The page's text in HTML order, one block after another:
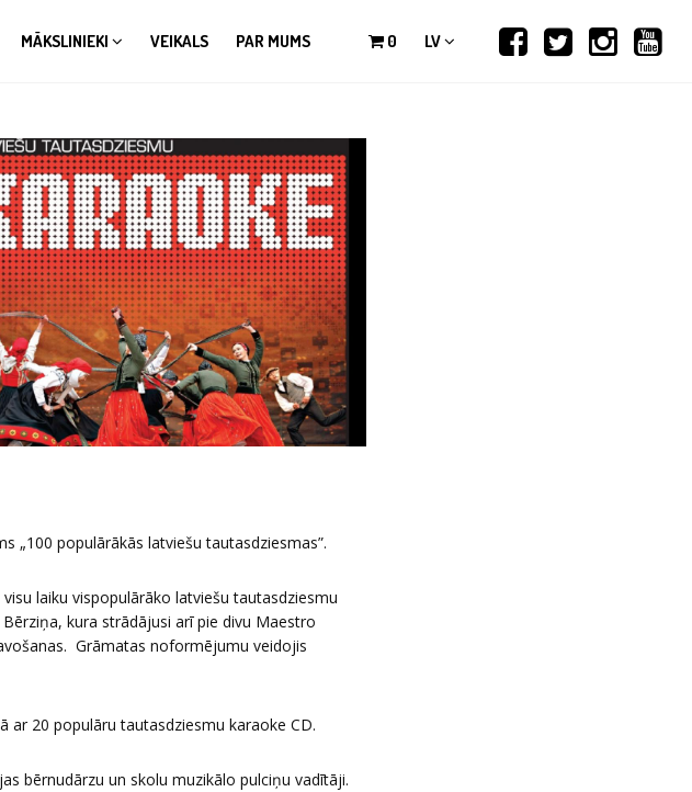
MĀKSLINIEKI VEIKALS PAR MUMS 0 LV
„100 populārākās latviešu tautasdziesmas”.
laiku vispopulārāko latviešu tautasdziesmu
kura strādājusi arī pie divu Maestro
Grāmatas noformējumu veidojis
ar 20 populāru tautasdziesmu karaoke CD.
bērnudārzu un skolu muzikālo pulciņu vadītāji.